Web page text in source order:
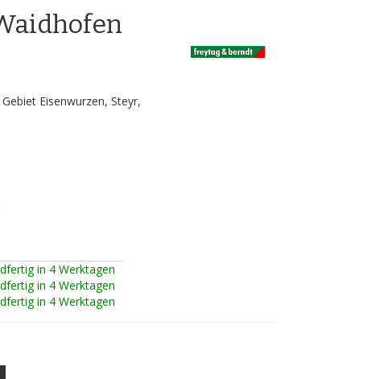
a.d. Ybbs
Eisenwurzen, Steyr,
in 4 Werktagen
in 4 Werktagen
in 4 Werktagen